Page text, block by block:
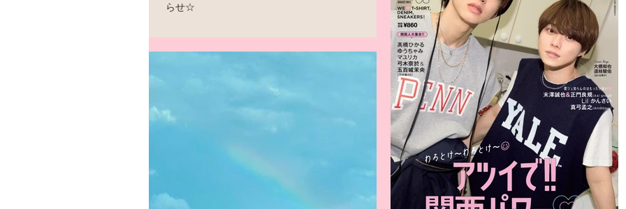
らせ☆
15:30 大宮で、講座を開催します！ テーマは… 「占いで親